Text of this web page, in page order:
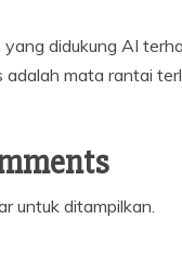
didukung AI
mata rantai
untuk ditampilkan.